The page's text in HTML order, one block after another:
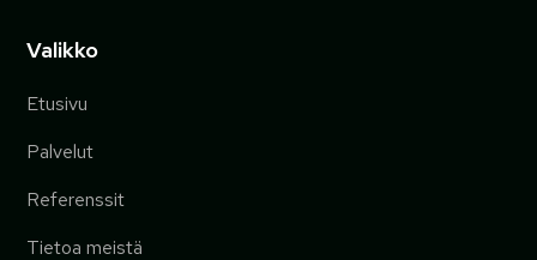
Valikko
Etusivu
Palvelut
Referenssit
Tietoa meistä